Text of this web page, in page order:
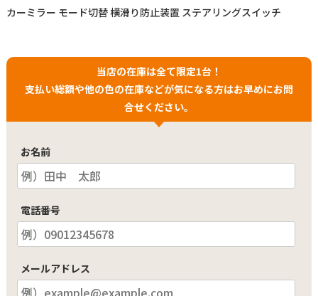
カーミラー モード切替 横滑り防止装置 ステアリングスイッチ
当店の在庫は全て限定1台！
支払い総額や他の色の在庫などが気になる方はお早めにお問
合せください。
お名前
電話番号
メールアドレス